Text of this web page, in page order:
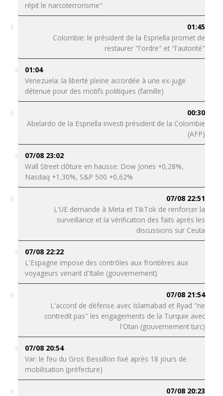
répit le narcoterrorisme"
01:45
Colombie: le président de la Espriella promet de
restaurer "l'ordre" et "l'autorité"
01:04
Venezuela: la liberté pleine accordée à une ex-juge
détenue pour des motifs politiques (famille)
00:30
Abelardo de la Espriella investi président de la Colombie
(AFP)
07/08 23:02
Wall Street clôture en hausse: Dow Jones +0,28%,
Nasdaq +1,30%, S&P 500 +0,62%
07/08 22:51
L'UE demande à Meta et TikTok de renforcer la
surveillance et la vérification des faits après les
discussions sur Ceuta
07/08 22:22
L'Espagne impose des contrôles aux frontières aux
voyageurs venant d'Italie (gouvernement)
07/08 21:54
L'accord de défense avec Islamabad et Ryad "ne
contredit pas" les engagements de la Turquie avec
l'Otan (gouvernement turc)
07/08 20:54
Var: le feu du Gros Bessillon fixé après 18 jours de
mobilisation (préfecture)
07/08 20:23